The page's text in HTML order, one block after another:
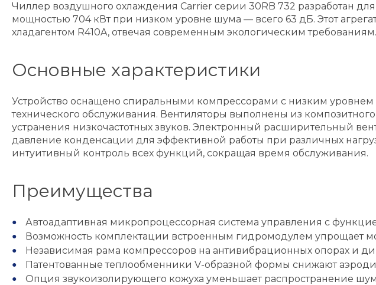
Чиллер воздушного охлаждения Carrier серии 30RB 732 разработан
мощностью 704 кВт при низком уровне шума — всего 63 дБ. Этот
хладагентом R410A, отвечая современным экологическим требованиям.
Основные характеристики
Устройство оснащено спиральными компрессорами с низким
технического обслуживания. Вентиляторы выполнены из
устранения низкочастотных звуков. Электронный расширительный
давление конденсации для эффективной работы при различных
интуитивный контроль всех функций, сокращая время обслуживания.
Преимущества
Автоадаптивная микропроцессорная система управления с
Возможность комплектации встроенным гидромодулем упрощает
Независимая рама компрессоров на антивибрационных опорах и
Патентованные теплообменники V-образной формы снижают
Опция звукоизолирующего кожуха уменьшает распространение